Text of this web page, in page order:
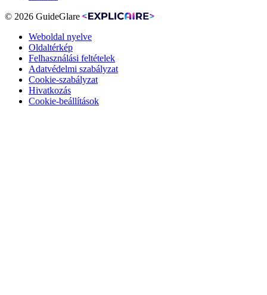
© 2026 GuideGlare
Weboldal nyelve
Oldaltérkép
Felhasználási feltételek
Adatvédelmi szabályzat
Cookie-szabályzat
Hivatkozás
Cookie-beállítások